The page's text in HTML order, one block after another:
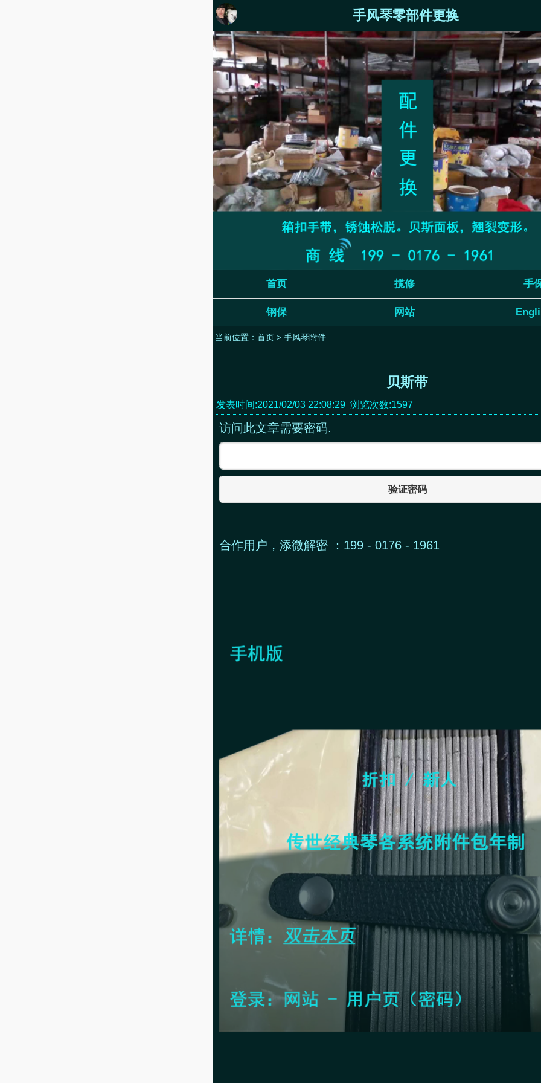
手风琴零部件更换
首页 揽修 手
钢保 网站
当前位置： 首页 > 手风琴附件
贝斯带
发表时间:2021/02/03 22:08:29 浏览次数:1597
访问此文章需要密码.
验证密码
合作用户，添微解密 ：199 - 0176 - 1961